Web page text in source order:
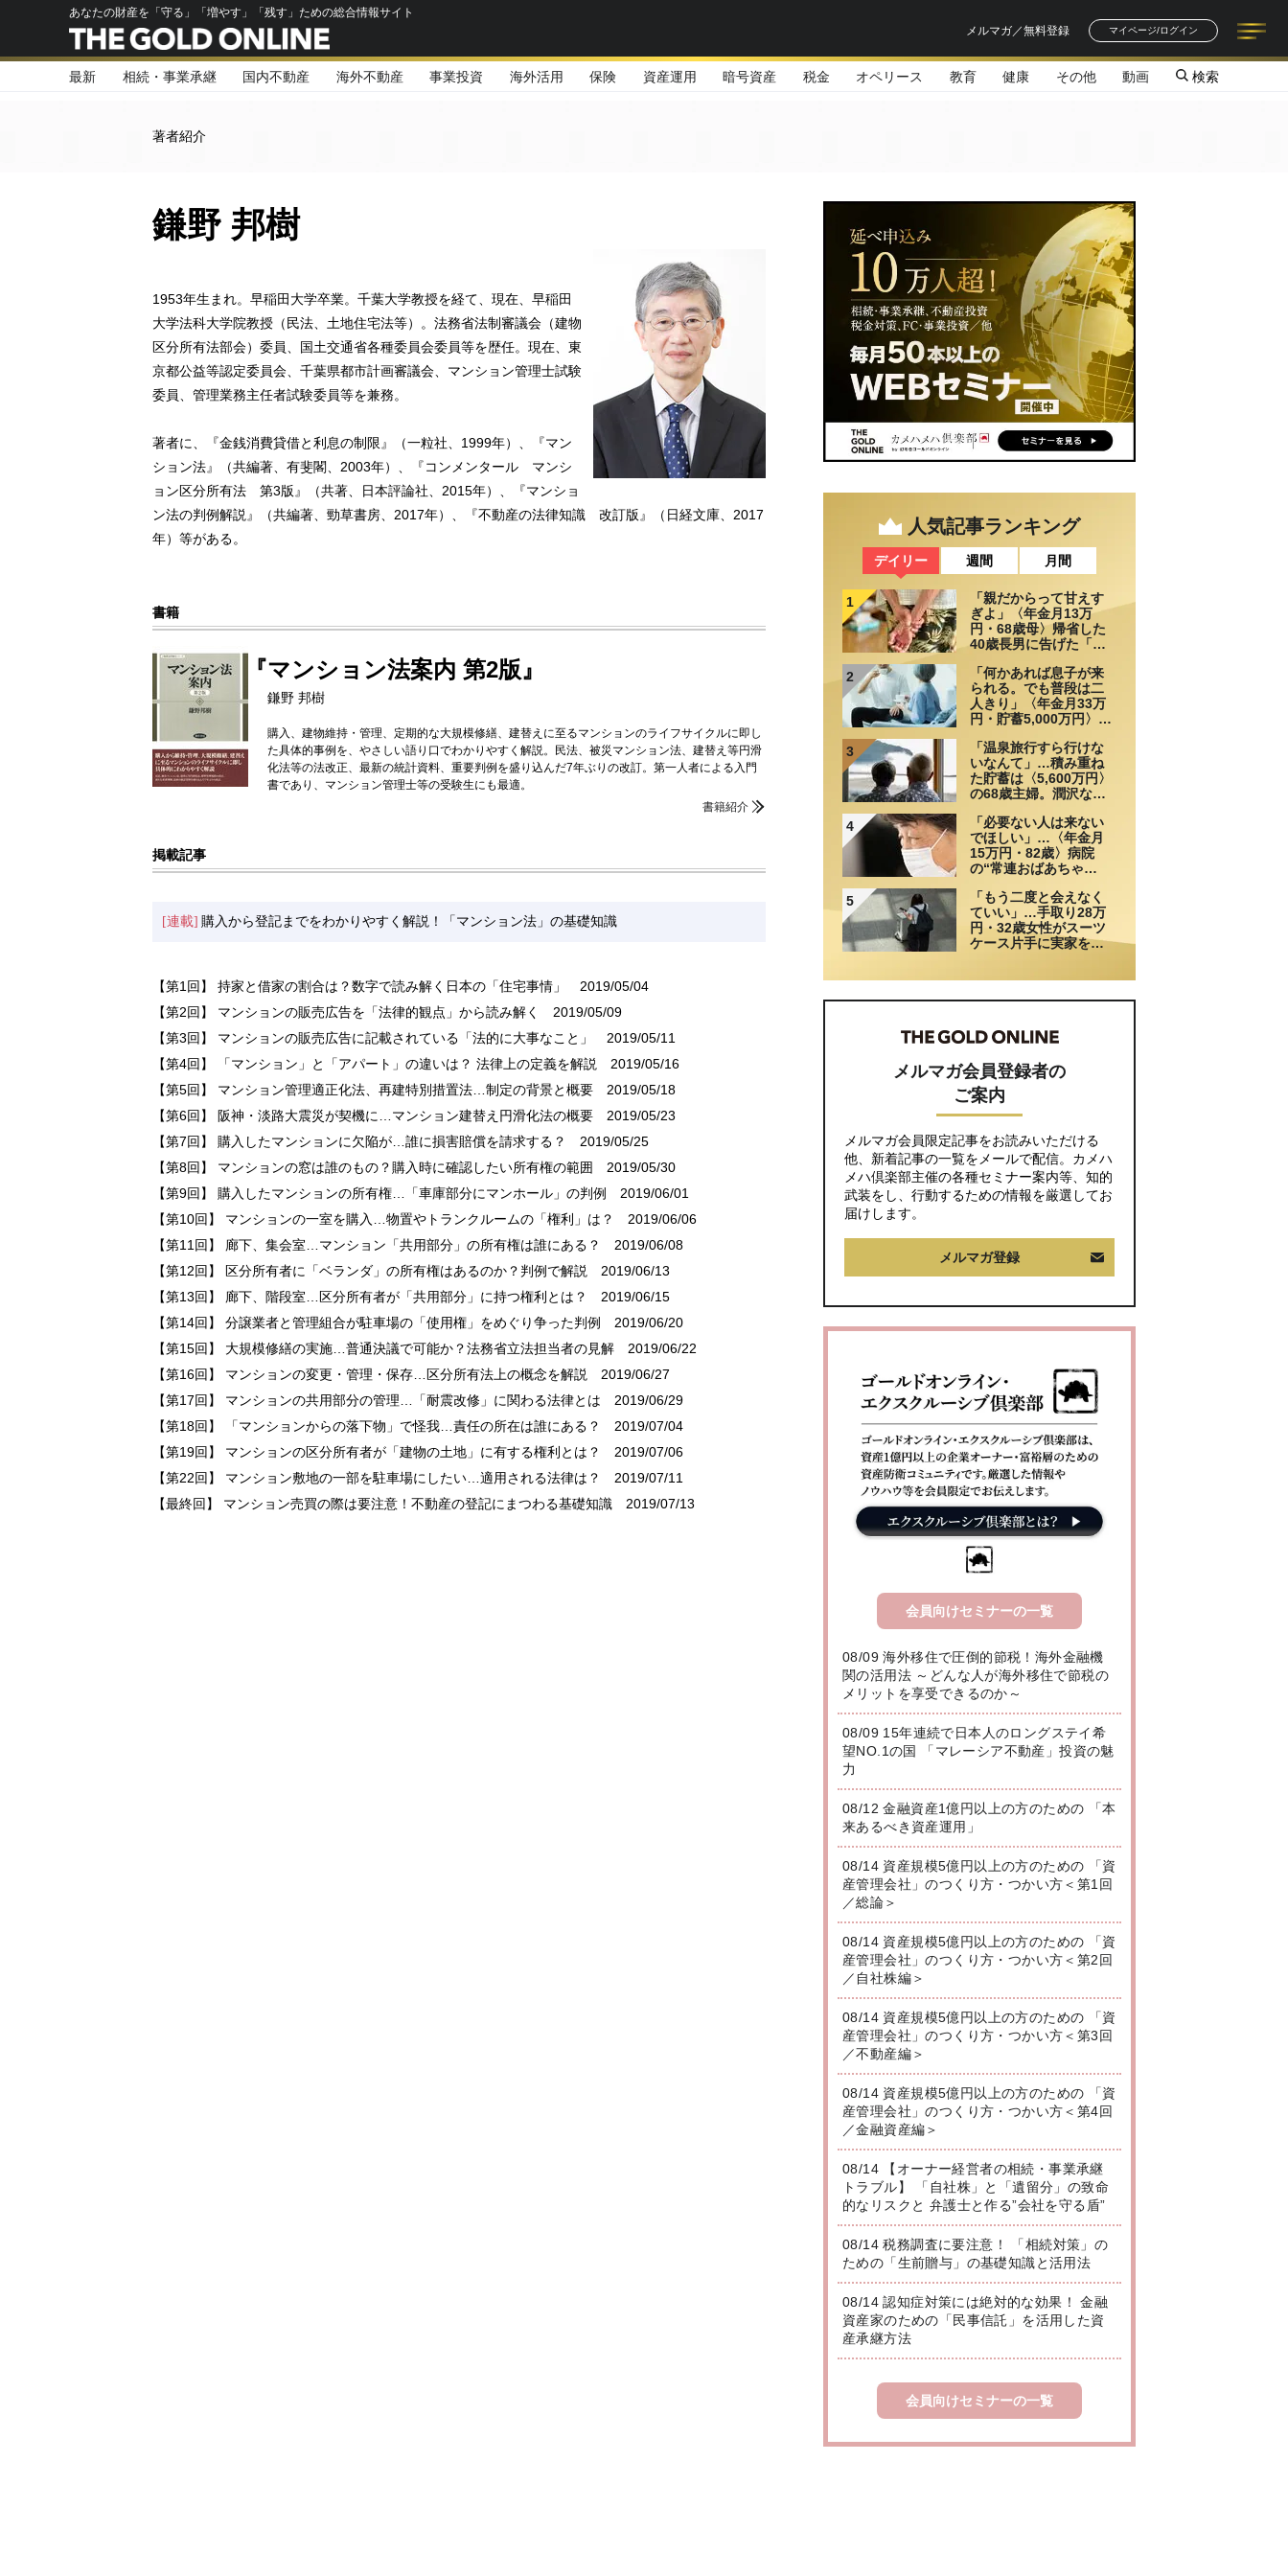
あなたの財産を「守る」「増やす」「残す」ための総合情報サイト
メルマガ／無料登録
マイページ/ログイン
記事一覧
著者一覧
最新 相続・事業承継 国内不動産 海外不動産 事業投資 海外活用 保険 資産運用 暗号資産 税金 オペリース 教育 健康 その他 動画 検索
著者紹介
鎌野 邦樹
1953年生まれ。早稲田大学卒業。千葉大学教授を経て、現在、早稲田
大学法科大学院教授（民法、土地住宅法等）。法務省法制審議会（建物
区分所有法部会）委員、国土交通省各種委員会委員等を歴任。現在、東
京都公益等認定委員会、千葉県都市計画審議会、マンション管理士試験
委員、管理業務主任者試験委員等を兼務。
著者に、『金銭消費貸借と利息の制限』（一粒社、1999年）、『マン
ション法』（共編著、有斐閣、2003年）、『コンメンタール マンシ
ョン区分所有法 第3版』（共著、日本評論社、2015年）、『マンショ
ン法の判例解説』（共編著、勁草書房、2017年）、『不動産の法律知識 改訂版』（日経文庫、2017
年）等がある。
書籍
『マンション法案内 第2版』
鎌野 邦樹
購入、建物維持・管理、定期的な大規模修繕、建替えに至るマンションのライフサイクルに即し
た具体的事例を、やさしい語り口でわかりやすく解説。民法、被災マンション法、建替え等円滑
化法等の法改正、最新の統計資料、重要判例を盛り込んだ7年ぶりの改訂。第一人者による入門
書であり、マンション管理士等の受験生にも最適。
書籍紹介
掲載記事
[連載] 購入から登記までをわかりやすく解説！「マンション法」の基礎知識
【第1回】 持家と借家の割合は？数字で読み解く日本の「住宅事情」
2019/05/04
【第2回】 マンションの販売広告を「法律的観点」から読み解く
2019/05/09
【第3回】 マンションの販売広告に記載されている「法的に大事なこと」
2019/05/11
【第4回】 「マンション」と「アパート」の違いは？ 法律上の定義を解説
2019/05/16
【第5回】 マンション管理適正化法、再建特別措置法…制定の背景と概要 2019/05/18
【第6回】 阪神・淡路大震災が契機に…マンション建替え円滑化法の概要 2019/05/23
【第7回】 購入したマンションに欠陥が…誰に損害賠償を請求する？
2019/05/25
【第8回】 マンションの窓は誰のもの？購入時に確認したい所有権の範囲
2019/05/30
【第9回】 購入したマンションの所有権…「車庫部分にマンホール」の判例
2019/06/01
【第10回】 マンションの一室を購入…物置やトランクルームの「権利」は？
2019/06/06
【第11回】 廊下、集会室…マンション「共用部分」の所有権は誰にある？
2019/06/08
【第12回】 区分所有者に「ベランダ」の所有権はあるのか？判例で解説
2019/06/13
【第13回】 廊下、階段室…区分所有者が「共用部分」に持つ権利とは？
2019/06/15
【第14回】 分譲業者と管理組合が駐車場の「使用権」をめぐり争った判例
2019/06/20
【第15回】 大規模修繕の実施…普通決議で可能か？法務省立法担当者の見解 2019/06/22
【第16回】 マンションの変更・管理・保存…区分所有法上の概念を解説
2019/06/27
【第17回】 マンションの共用部分の管理…「耐震改修」に関わる法律とは 2019/06/29
【第18回】 「マンションからの落下物」で怪我…責任の所在は誰にある？
2019/07/04
【第19回】 マンションの区分所有者が「建物の土地」に有する権利とは？
2019/07/06
【第22回】 マンション敷地の一部を駐車場にしたい…適用される法律は？
2019/07/11
【最終回】 マンション売買の際は要注意！不動産の登記にまつわる基礎知識 2019/07/13
人気記事ランキング
デイリー 週間 月間
1
「親だからって甘えす
ぎよ」〈年金月13万
円・68歳母〉帰省した
40歳長男に告げた「も
2
「何かあれば息子が来
られる。でも普段は二
人きり」〈年金月33万
円・貯蓄5,000万円〉70
して選んだ“ちょうどい
い距離”
3
「温泉旅行すら行けな
いなんて」…積み重ね
た貯蓄は〈5,600万円〉
の68歳主婦。潤沢な老
「馬鹿だった」肩を落
とす理由
4
「必要ない人は来ない
でほしい」…〈年金月
15万円・82歳〉病院
の“常連おばあちゃ
社員の本音。それでも
通い続ける理由
5
「もう二度と会えなく
ていい」…手取り28万
円・32歳女性がスーツ
ケース片手に実家を飛
メルマガ会員登録者の
ご案内
メルマガ会員限定記事をお読みいただける
他、新着記事の一覧をメールで配信。カメハ
メハ倶楽部主催の各種セミナー案内等、知的
武装をし、行動するための情報を厳選してお
届けします。
メルマガ登録
会員向けセミナーの一覧
08/09 海外移住で圧倒的節税！海外金融機
関の活用法 ～どんな人が海外移住で節税の
メリットを享受できるのか～
08/09 15年連続で日本人のロングステイ希
望NO.1の国 「マレーシア不動産」投資の魅
力
08/12 金融資産1億円以上の方のための 「本
来あるべき資産運用」
08/14 資産規模5億円以上の方のための 「資
産管理会社」のつくり方・つかい方＜第1回
／総論＞
08/14 資産規模5億円以上の方のための 「資
産管理会社」のつくり方・つかい方＜第2回
／自社株編＞
08/14 資産規模5億円以上の方のための 「資
産管理会社」のつくり方・つかい方＜第3回
／不動産編＞
08/14 資産規模5億円以上の方のための 「資
産管理会社」のつくり方・つかい方＜第4回
／金融資産編＞
08/14 【オーナー経営者の相続・事業承継
トラブル】 「自社株」と「遺留分」の致命
的なリスクと 弁護士と作る”会社を守る盾”
08/14 税務調査に要注意！ 「相続対策」の
ための「生前贈与」の基礎知識と活用法
08/14 認知症対策には絶対的な効果！ 金融
資産家のための「民事信託」を活用した資
産承継方法
会員向けセミナーの一覧